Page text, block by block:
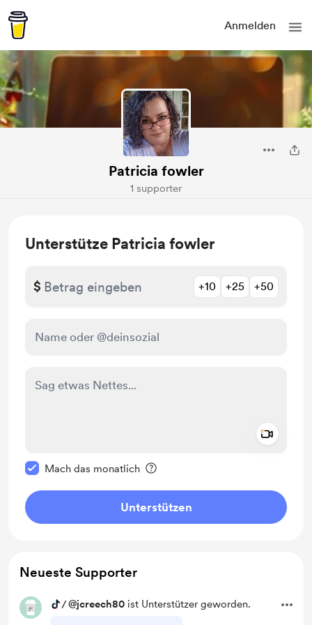
Anmelden
Patricia fowler
1 supporter
Unterstütze Patricia fowler
$ +10 +25 +50
Mach das monatlich
Unterstützen
Neueste Supporter
/@jcreech80 ist Unterstützer geworden.